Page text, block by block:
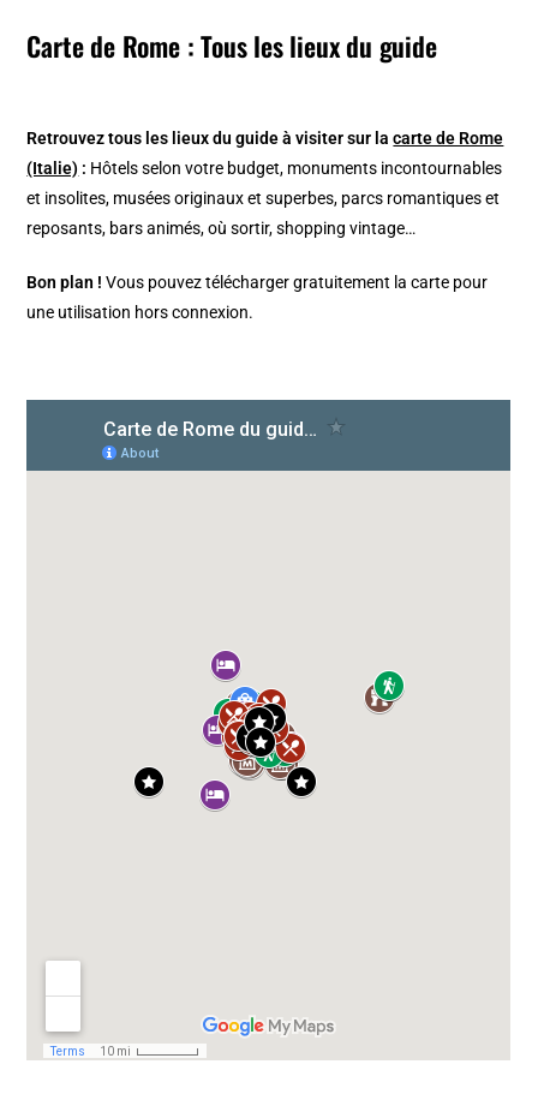
Carte de Rome : Tous les lieux du guide
Retrouvez tous les lieux du guide à visiter sur lacarte de Rome
(Italie) : Hôtels selon votre budget, monuments incontournables
et insolites, musées originaux et superbes, parcs romantiques et
reposants, bars animés, où sortir, shopping vintage…
Bon plan ! Vous pouvez télécharger gratuitement la carte pour
une utilisation hors connexion.